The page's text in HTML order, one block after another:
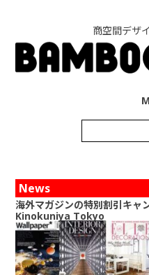
商空間デザ
索:
News
海外マガジンの特別割引キャ
Kinokuniya Tokyo